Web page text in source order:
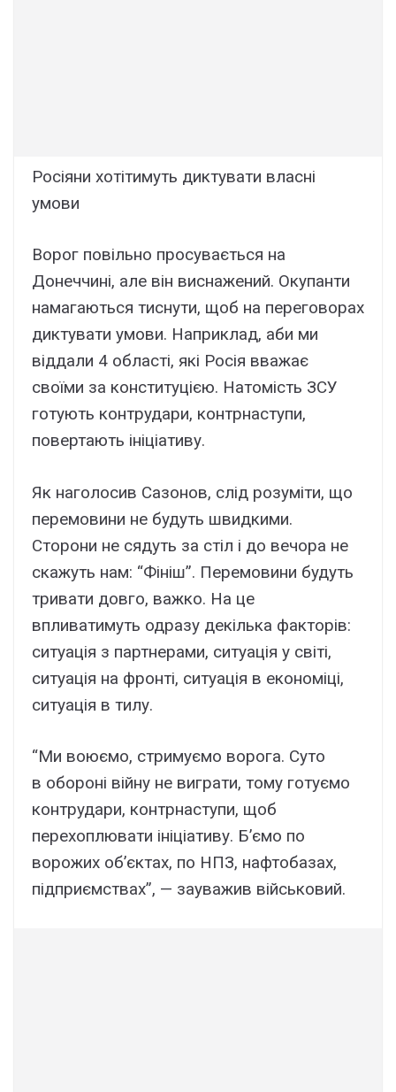
Росіяни хотітимуть диктувати власні
умови
Ворог повільно просувається на
Донеччині, але він виснажений. Окупанти
намагаються тиснути, щоб на переговорах
диктувати умови. Наприклад, аби ми
віддали 4 області, які Росія вважає
своїми за конституцією. Натомість ЗСУ
готують контрудари, контрнаступи,
повертають ініціативу.
Як наголосив Сазонов, слід розуміти, що
перемовини не будуть швидкими.
Сторони не сядуть за стіл і до вечора не
скажуть нам: “Фініш”. Перемовини будуть
тривати довго, важко. На це
впливатимуть одразу декілька факторів:
ситуація з партнерами, ситуація у світі,
ситуація на фронті, ситуація в економіці,
ситуація в тилу.
“Ми воюємо, стримуємо ворога. Суто
в обороні війну не виграти, тому готуємо
контрудари, контрнаступи, щоб
перехоплювати ініціативу. Б’ємо по
ворожих об’єктах, по НПЗ, нафтобазах,
підприємствах”, — зауважив військовий.